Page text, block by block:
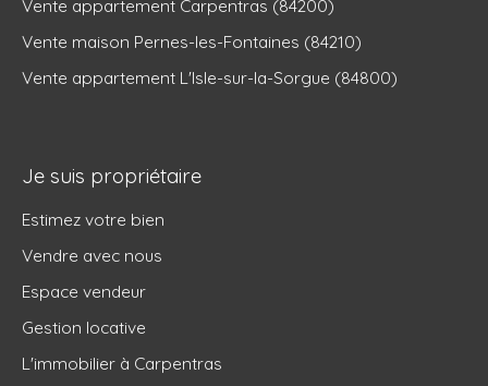
Vente appartement Carpentras (84200)
Vente maison Pernes-les-Fontaines (84210)
Vente appartement L'Isle-sur-la-Sorgue (84800)
Je suis propriétaire
Estimez votre bien
Vendre avec nous
Espace vendeur
Gestion locative
L'immobilier à Carpentras